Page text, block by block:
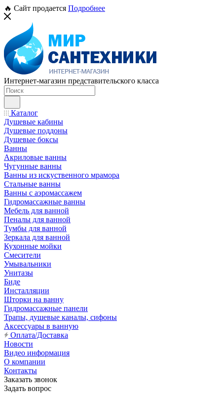
🔥 Сайт продается Подробнее
Интернет-магазин представительского класса
Каталог
Душевые кабины
Душевые поддоны
Душевые боксы
Ванны
Акриловые ванны
Чугунные ванны
Ванны из искуственного мрамора
Стальные ванны
Ванны с аэромассажем
Гидромассажные ванны
Мебель для ванной
Пеналы для ванной
Тумбы для ванной
Зеркала для ванной
Кухонные мойки
Смесители
Умывальники
Унитазы
Биде
Инсталляции
Шторки на ванну
Гидромассажные панели
Трапы, душевые каналы, сифоны
Аксессуары в ванную
Оплата/Доставка
Новости
Видео информация
О компании
Контакты
Заказать звонок
Задать вопрос